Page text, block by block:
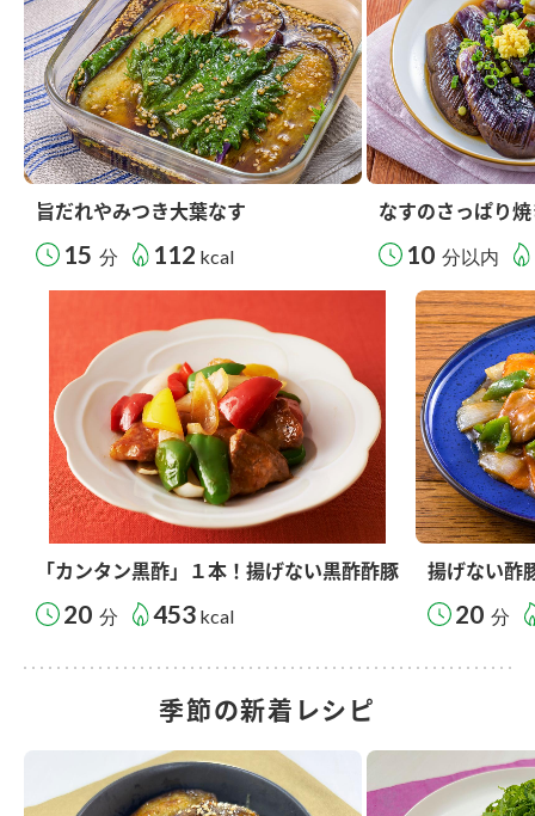
旨だれやみつき大葉なす
15 分 112 kcal
なすのさっぱり
10 分以内
「カンタン黒酢」１本！揚げない黒酢酢豚
20 分 453 kcal
揚げない酢
20 分
季節の新着レシピ